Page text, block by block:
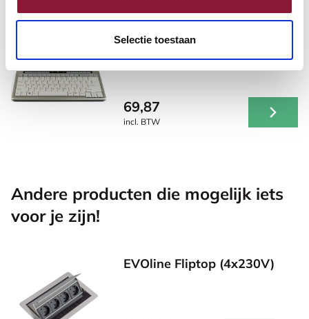
Selectie toestaan
S-board 840 design bedraad
mini toetsenbord US zilver
69,87
incl. BTW
Andere producten die mogelijk iets
voor je zijn!
EVOline Fliptop (4x230V)